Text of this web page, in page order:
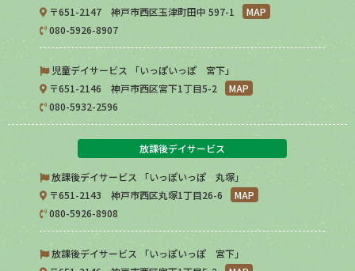
〒651-2147 神戸市西区玉津町田中 597-1
MAP
080-5926-8907
児童デイサービス 「いっぽいっぽ 宮下」
〒651-2146 神戸市西区宮下1丁目5-2
MAP
080-5932-2596
放課後デイサービス
放課後デイサービス 「いっぽいっぽ 丸塚」
〒651-2143 神戸市西区丸塚1丁目26-6
MAP
080-5926-8908
放課後デイサービス 「いっぽいっぽ 宮下」